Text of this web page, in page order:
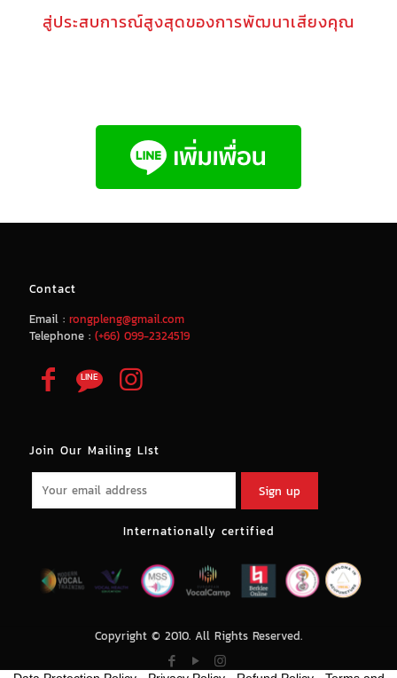
สู่ประสบการณ์สูงสุดของการพัฒนาเสียงคุณ
Contact
Email : rongpleng@gmail.com
Telephone : (+66) 099-2324519
Join Our Mailing LIst
Internationally certified
Copyright © 2010. All Rights Reserved.